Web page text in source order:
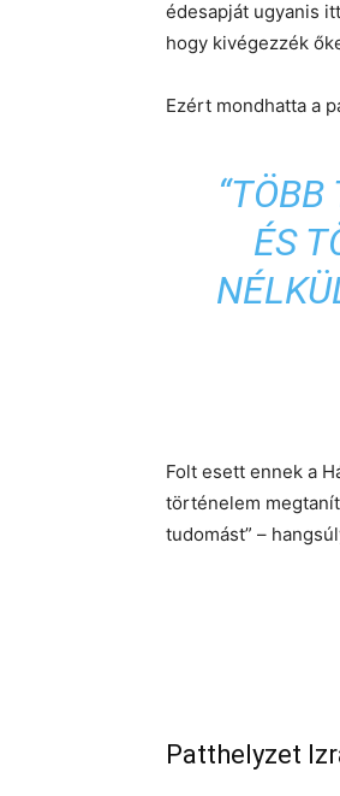
édesapját ugyanis
hogy kivégezzék
Ezért mondhatta a
ÉS
Folt esett ennek a
történelem
tudomást” –
Patthelyzet